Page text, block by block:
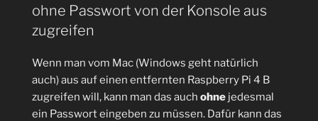
ohne Passwort von der Konsole aus
zugreifen
Wenn man vom Mac (Windows geht natürlich
auch) aus auf einen entfernten Raspberry Pi 4 B
zugreifen will, kann man das auch ohne jedesmal
ein Passwort eingeben zu müssen. Dafür kann das